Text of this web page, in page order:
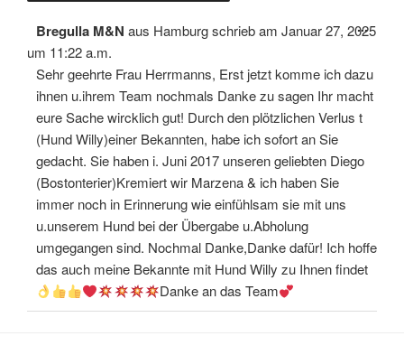
Bregulla M&N aus Hamburgschrieb am Januar 27, 2025
um 11:22 a.m.
Sehr geehrte Frau Herrmanns, Erst jetzt komme ich dazu
ihnen u.ihrem Team nochmals Danke zu sagen Ihr macht
eure Sache wircklich gut! Durch den plötzlichen Verlus t
(Hund Willy)einer Bekannten, habe ich sofort an Sie
gedacht. Sie haben i. Juni 2017 unseren geliebten Diego
(Bostonterier)Kremiert wir Marzena & ich haben Sie
immer noch in Erinnerung wie einfühlsam sie mit uns
u.unserem Hund bei der Übergabe u.Abholung
umgegangen sind. Nochmal Danke,Danke dafür! Ich hoffe
das auch meine Bekannte mit Hund Willy zu Ihnen findet
Danke an das Team
...Diese